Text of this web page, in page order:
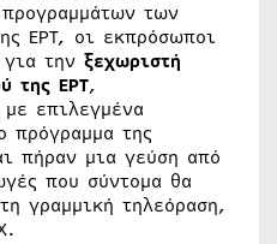
των
ΕΡΤ, οι εκπρόσωποι
την ξεχωριστή
της ΕΡΤ,
επιλεγμένα
πρόγραμμα της
πήραν μια γεύση από
που σύντομα θα
γραμμική τηλεόραση,